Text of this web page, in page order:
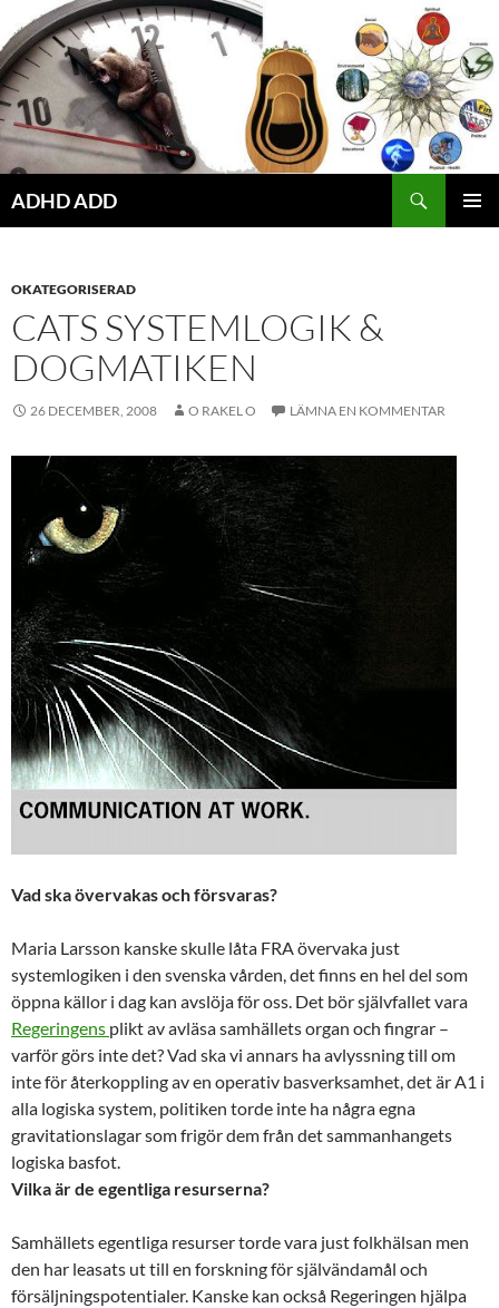
Hoppa
till
innehåll
ADHD ADD
OKATEGORISERAD
CATS SYSTEMLOGIK &
DOGMATIKEN
26 DECEMBER, 2008 O RAKEL O LÄMNA EN KOMMENTAR
Vad ska övervakas och försvaras?
Maria Larsson kanske skulle låta FRA övervaka just
systemlogiken i den svenska vården, det finns en hel del som
öppna källor i dag kan avslöja för oss. Det bör självfallet vara
Regeringens plikt av avläsa samhällets organ och fingrar –
varför görs inte det? Vad ska vi annars ha avlyssning till om
inte för återkoppling av en operativ basverksamhet, det är A1 i
alla logiska system, politiken torde inte ha några egna
gravitationslagar som frigör dem från det sammanhangets
logiska basfot.
Vilka är de egentliga resurserna?
Samhällets egentliga resurser torde vara just folkhälsan men
den har leasats ut till en forskning för självändamål och
försäljningspotentialer. Kanske kan också Regeringen hjälpa